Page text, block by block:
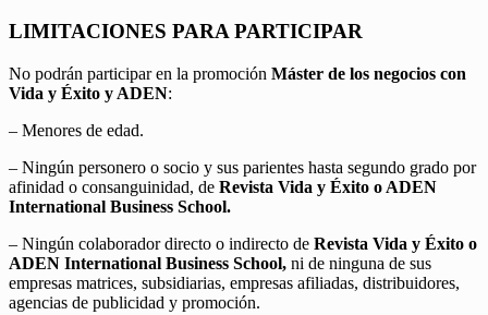
LIMITACIONES PARA PARTICIPAR
No podrán participar en la promoción Máster de los negocios con
Vida y Éxito y ADEN:
– Menores de edad.
– Ningún personero o socio y sus parientes hasta segundo grado por
afinidad o consanguinidad, de Revista Vida y Éxito o ADEN
International Business School.
– Ningún colaborador directo o indirecto de Revista Vida y Éxito o
ADEN International Business School, ni de ninguna de sus
empresas matrices, subsidiarias, empresas afiliadas, distribuidores,
agencias de publicidad y promoción.